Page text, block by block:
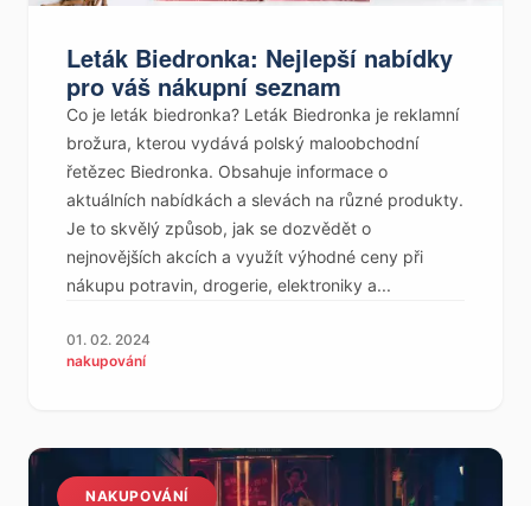
Leták Biedronka: Nejlepší nabídky
pro váš nákupní seznam
Co je leták biedronka? Leták Biedronka je reklamní
brožura, kterou vydává polský maloobchodní
řetězec Biedronka. Obsahuje informace o
aktuálních nabídkách a slevách na různé produkty.
Je to skvělý způsob, jak se dozvědět o
nejnovějších akcích a využít výhodné ceny při
nákupu potravin, drogerie, elektroniky a...
01. 02. 2024
nakupování
NAKUPOVÁNÍ